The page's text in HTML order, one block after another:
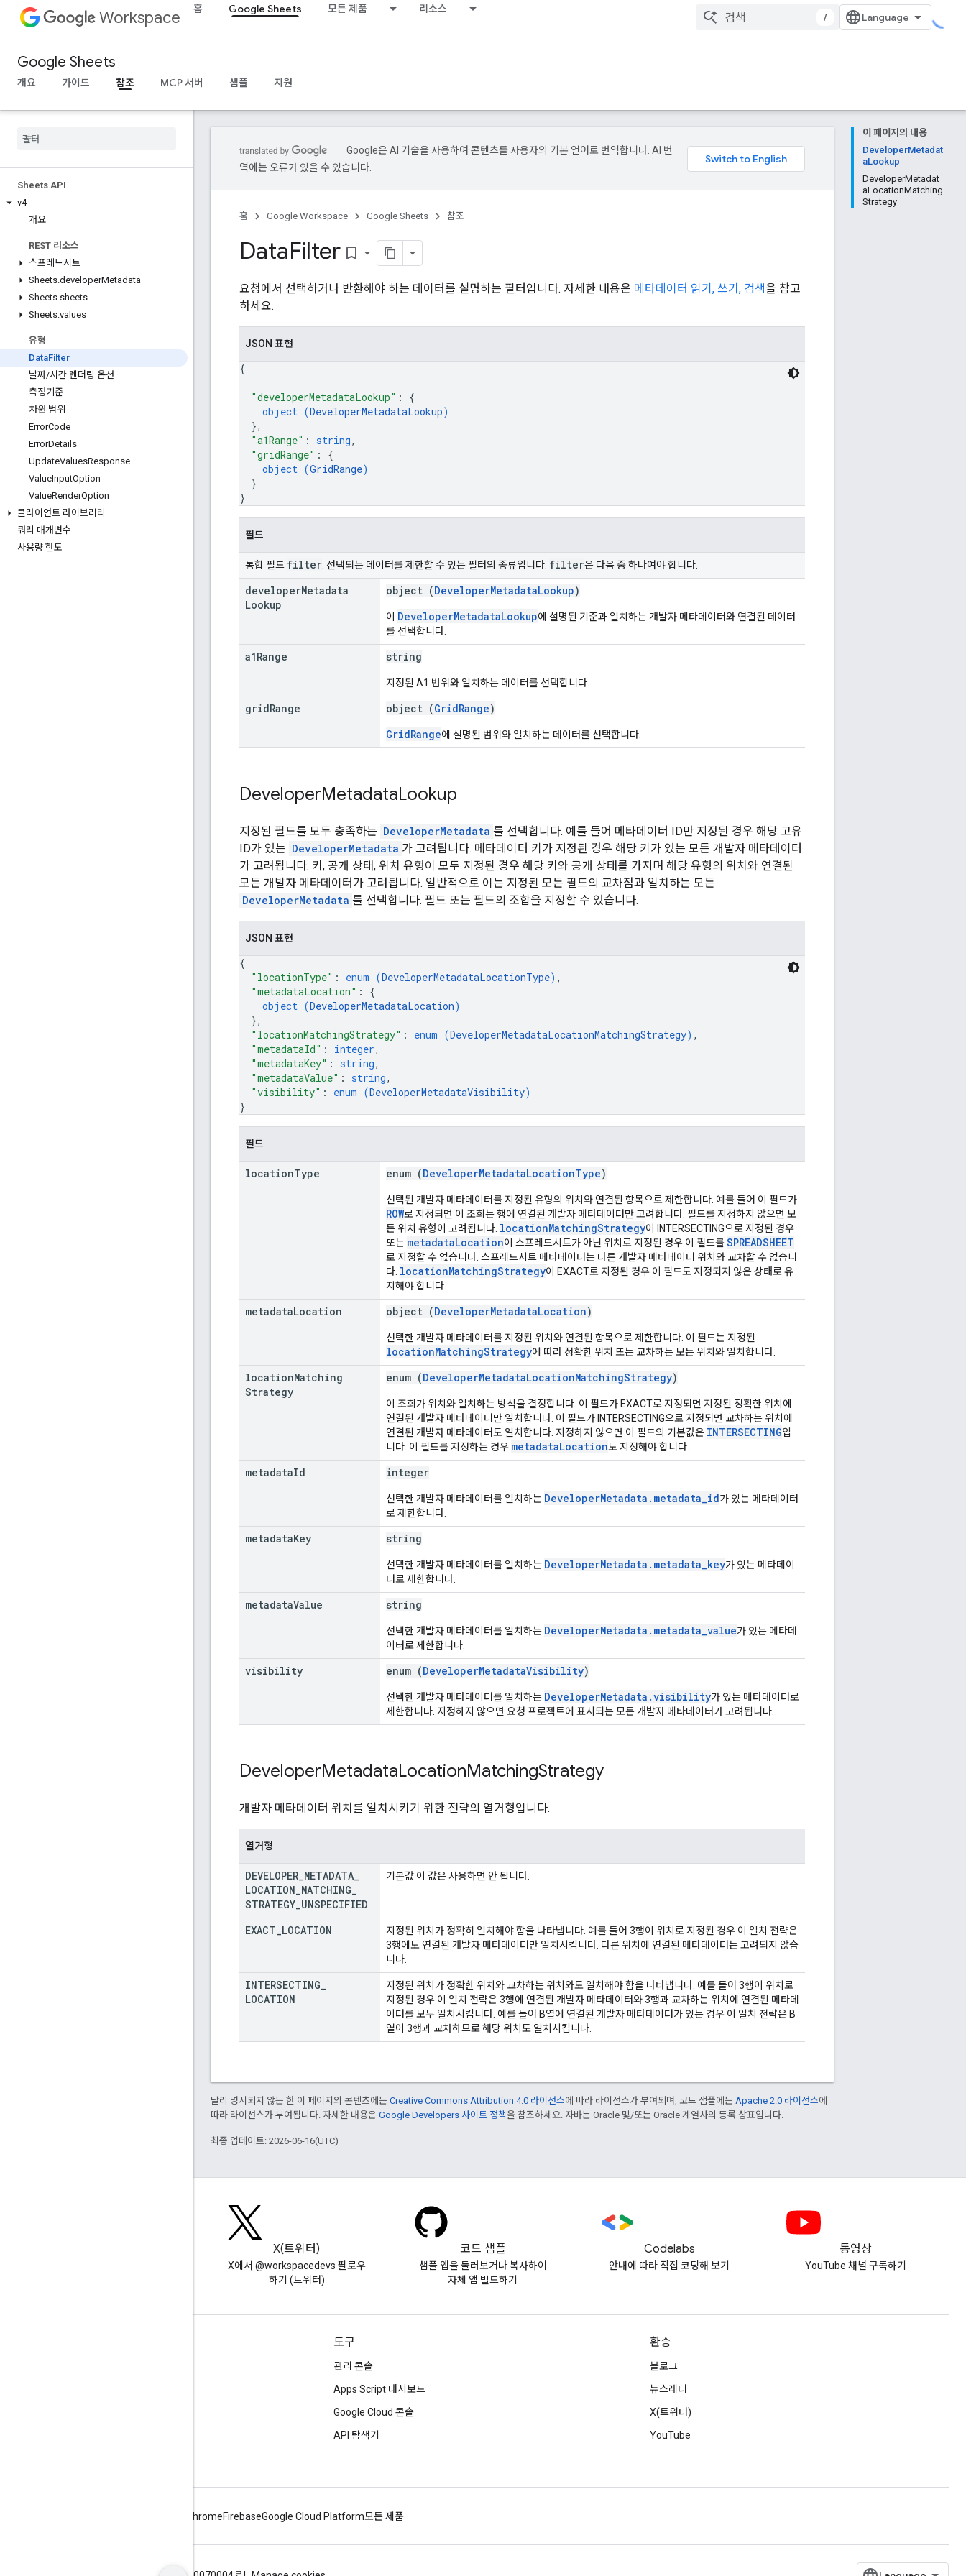
Workspace 홈 Google Sheets 모든 제품 리소스
/
Google Sheets
개요 가이드 참조 MCP 서버 샘플 지원
Sheets API
v4
개요
REST 리소스
스프레드시트
Sheets.developerMetadata
Sheets.sheets
Sheets.values
유형
DataFilter
날짜/시간 렌더링 옵션
측정기준
차원 범위
ErrorCode
ErrorDetails
UpdateValuesResponse
ValueInputOption
ValueRenderOption
클라이언트 라이브러리
쿼리 매개변수
사용량 한도
이 페이지의 내용
DeveloperMetadat
aLookup
DeveloperMetadat
aLocationMatching
Strategy
Google은 AI 기술을 사용하여 콘텐츠를 사용자의 기본 언어로 번역합니다. AI 번
역에는 오류가 있을 수 있습니다.
홈 Google Workspace Google Sheets 참조
DataFilter bookmark_border
요청에서 선택하거나 반환해야 하는 데이터를 설명하는 필터입니다. 자세한 내용은 메타데이터 읽기, 쓰기, 검색을 참고
하세요.
JSON 표현
{
"developerMetadataLookup" : {
object (DeveloperMetadataLookup)
},
"a1Range" : string,
"gridRange" : {
object (GridRange)
}
}
필드
통합 필드 filter . 선택되는 데이터를 제한할 수 있는 필터의 종류입니다. filter은 다음 중 하나여야 합니다.
developerMetadata
Lookup
object (DeveloperMetadataLookup)
이 DeveloperMetadataLookup에 설명된 기준과 일치하는 개발자 메타데이터와 연결된 데이터
를 선택합니다.
a1Range string
지정된 A1 범위와 일치하는 데이터를 선택합니다.
gridRange object (GridRange)
GridRange에 설명된 범위와 일치하는 데이터를 선택합니다.
DeveloperMetadataLookup
지정된 필드를 모두 충족하는 DeveloperMetadata 를 선택합니다. 예를 들어 메타데이터 ID만 지정된 경우 해당 고유
ID가 있는 DeveloperMetadata 가 고려됩니다. 메타데이터 키가 지정된 경우 해당 키가 있는 모든 개발자 메타데이터
가 고려됩니다. 키, 공개 상태, 위치 유형이 모두 지정된 경우 해당 키와 공개 상태를 가지며 해당 유형의 위치와 연결된
모든 개발자 메타데이터가 고려됩니다. 일반적으로 이는 지정된 모든 필드의 교차점과 일치하는 모든
DeveloperMetadata 를 선택합니다. 필드 또는 필드의 조합을 지정할 수 있습니다.
JSON 표현
{
"locationType" : enum (DeveloperMetadataLocationType) ,
"metadataLocation" : {
object (DeveloperMetadataLocation)
},
"locationMatchingStrategy" : enum (DeveloperMetadataLocationMatchingStrategy) ,
"metadataId" : integer,
"metadataKey" : string,
"metadataValue" : string,
"visibility" : enum (DeveloperMetadataVisibility)
}
필드
locationType enum (DeveloperMetadataLocationType)
선택된 개발자 메타데이터를 지정된 유형의 위치와 연결된 항목으로 제한합니다. 예를 들어 이 필드가
ROW로 지정되면 이 조회는 행에 연결된 개발자 메타데이터만 고려합니다. 필드를 지정하지 않으면 모
든 위치 유형이 고려됩니다. locationMatchingStrategy이 INTERSECTING으로 지정된 경우
또는 metadataLocation이 스프레드시트가 아닌 위치로 지정된 경우 이 필드를SPREADSHEET
로 지정할 수 없습니다. 스프레드시트 메타데이터는 다른 개발자 메타데이터 위치와 교차할 수 없습니
다. locationMatchingStrategy이 EXACT로 지정된 경우 이 필드도 지정되지 않은 상태로 유
지해야 합니다.
metadataLocation object (DeveloperMetadataLocation)
선택한 개발자 메타데이터를 지정된 위치와 연결된 항목으로 제한합니다. 이 필드는 지정된
locationMatchingStrategy에 따라 정확한 위치 또는 교차하는 모든 위치와 일치합니다.
locationMatching
Strategy
enum (DeveloperMetadataLocationMatchingStrategy)
이 조회가 위치와 일치하는 방식을 결정합니다. 이 필드가 EXACT로 지정되면 지정된 정확한 위치에
연결된 개발자 메타데이터만 일치합니다. 이 필드가 INTERSECTING으로 지정되면 교차하는 위치에
연결된 개발자 메타데이터도 일치합니다. 지정하지 않으면 이 필드의 기본값은 INTERSECTING입
니다. 이 필드를 지정하는 경우 metadataLocation도 지정해야 합니다.
metadataId integer
선택한 개발자 메타데이터를 일치하는 DeveloperMetadata.metadata_id가 있는 메타데이터
로 제한합니다.
metadataKey string
선택한 개발자 메타데이터를 일치하는 DeveloperMetadata.metadata_key가 있는 메타데이
터로 제한합니다.
metadataValue string
선택한 개발자 메타데이터를 일치하는 DeveloperMetadata.metadata_value가 있는 메타데
이터로 제한합니다.
visibility enum (DeveloperMetadataVisibility)
선택한 개발자 메타데이터를 일치하는 DeveloperMetadata.visibility가 있는 메타데이터로
제한합니다. 지정하지 않으면 요청 프로젝트에 표시되는 모든 개발자 메타데이터가 고려됩니다.
DeveloperMetadataLocationMatchingStrategy
개발자 메타데이터 위치를 일치시키기 위한 전략의 열거형입니다.
열거형
DEVELOPER METADATA
LOCATION MATCHING
STRATEGY UNSPECIFIED
기본값 이 값은 사용하면 안 됩니다.
EXACT LOCATION
지정된 위치가 정확히 일치해야 함을 나타냅니다. 예를 들어 3행이 위치로 지정된 경우 이 일치 전략은
3행에도 연결된 개발자 메타데이터만 일치시킵니다. 다른 위치에 연결된 메타데이터는 고려되지 않습
니다.
INTERSECTING
LOCATION
지정된 위치가 정확한 위치와 교차하는 위치와도 일치해야 함을 나타냅니다. 예를 들어 3행이 위치로
지정된 경우 이 일치 전략은 3행에 연결된 개발자 메타데이터와 3행과 교차하는 위치에 연결된 메타데
이터를 모두 일치시킵니다. 예를 들어 B열에 연결된 개발자 메타데이터가 있는 경우 이 일치 전략은 B
열이 3행과 교차하므로 해당 위치도 일치시킵니다.
달리 명시되지 않는 한 이 페이지의 콘텐츠에는 Creative Commons Attribution 4.0 라이선스에 따라 라이선스가 부여되며, 코드 샘플에는 Apache 2.0 라이선스에
따라 라이선스가 부여됩니다. 자세한 내용은 Google Developers 사이트 정책을 참조하세요. 자바는 Oracle 및/또는 Oracle 계열사의 등록 상표입니다.
최종 업데이트: 2026-06-16(UTC)
X(트위터)
X에서 @workspacedevs 팔로우
하기 (트위터)
코드 샘플
샘플 앱을 둘러보거나 복사하여
자체 앱 빌드하기
Codelabs
안내에 따라 직접 코딩해 보기
동영상
YouTube 채널 구독하기
도구
관리 콘솔
Apps Script 대시보드
Google Cloud 콘솔
API 탐색기
환승
블로그
뉴스레터
X(트위터)
YouTube
ChromeFirebaseGoogle Cloud Platform모든 제품